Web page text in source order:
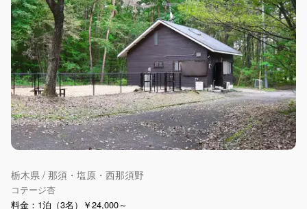
栃木県 / 那須・塩原・西那須野
コテージ杏
料金：1泊（3名）￥24,000～